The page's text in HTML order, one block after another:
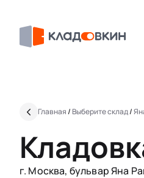
Главная/ Выберите склад/
г. Москва, бульвар Яна